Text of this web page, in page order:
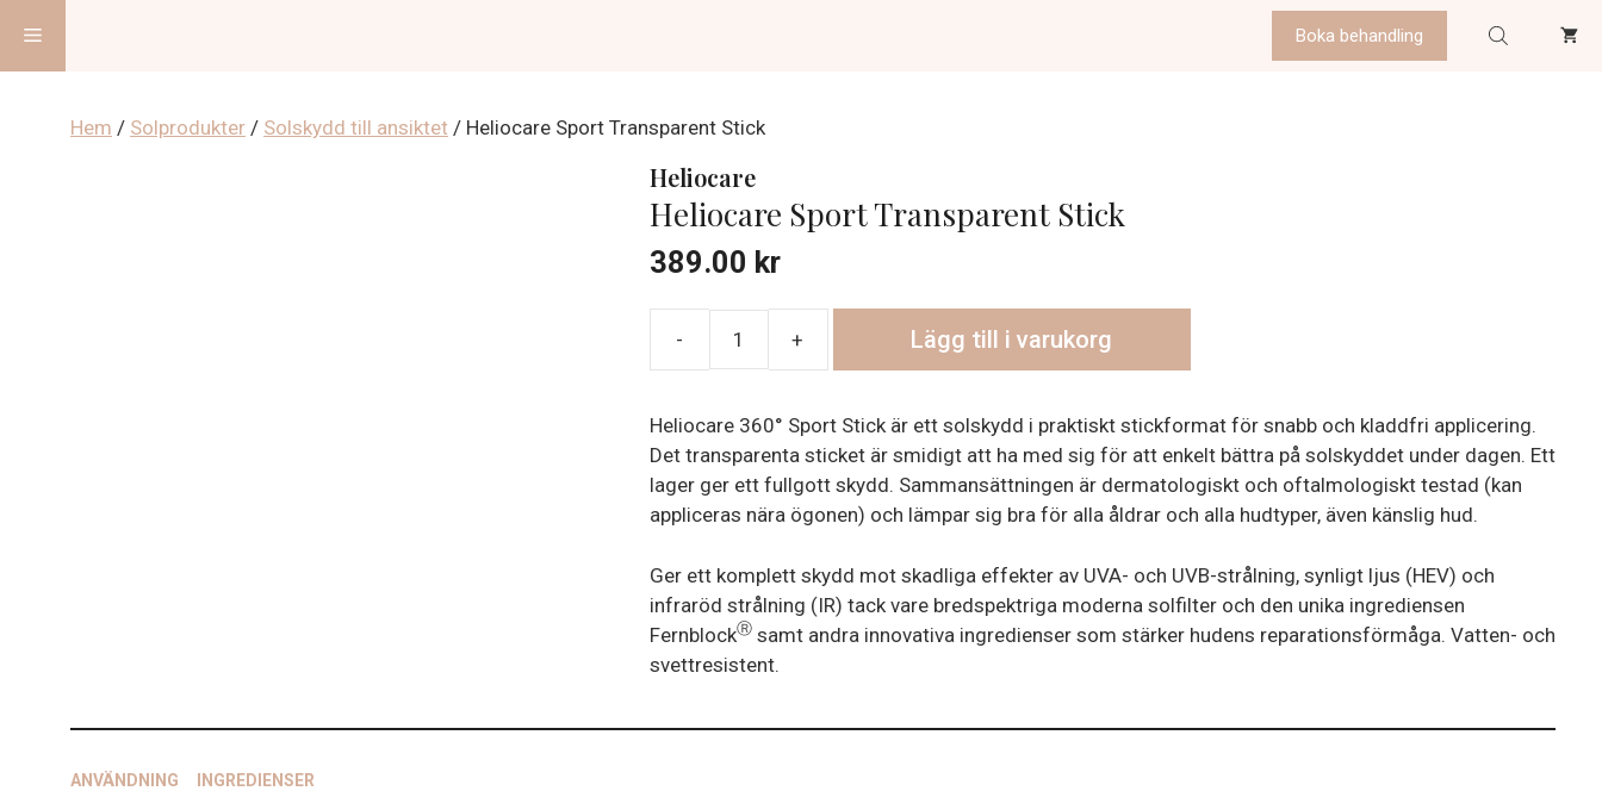
innehåll
Boka behandling
Meny
Hem / Solprodukter / Solskydd till ansiktet / Heliocare Sport Transparent Stick
Heliocare
Heliocare Sport Transparent Stick
389.00 kr
Lägg till i varukorg
Heliocare 360° Sport Stick är ett solskydd i praktiskt stickformat för snabb och kladdfri applicering.
Det transparenta sticket är smidigt att ha med sig för att enkelt bättra på solskyddet under dagen. Ett
lager ger ett fullgott skydd. Sammansättningen är dermatologiskt och oftalmologiskt testad (kan
appliceras nära ögonen) och lämpar sig bra för alla åldrar och alla hudtyper, även känslig hud.
Ger ett komplett skydd mot skadliga effekter av UVA- och UVB-strålning, synligt ljus (HEV) och
infraröd strålning (IR) tack vare bredspektriga moderna solfilter och den unika ingrediensen
FernblockⓇsamt andra innovativa ingredienser som stärker hudens reparationsförmåga. Vatten- och
svettresistent.
ANVÄNDNING INGREDIENSER